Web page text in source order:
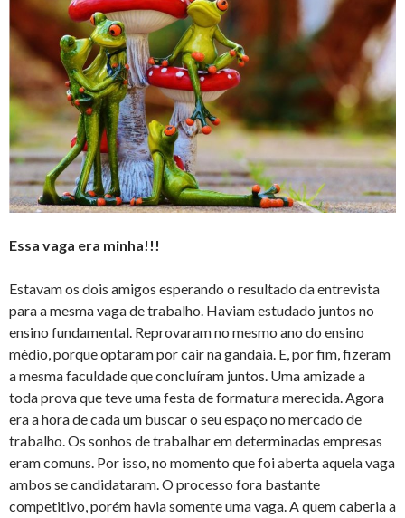
Essa vaga era minha!!!
Estavam os dois amigos esperando o resultado da entrevista
para a mesma vaga de trabalho. Haviam estudado juntos no
ensino fundamental. Reprovaram no mesmo ano do ensino
médio, porque optaram por cair na gandaia. E, por fim, fizeram
a mesma faculdade que concluíram juntos. Uma amizade a
toda prova que teve uma festa de formatura merecida. Agora
era a hora de cada um buscar o seu espaço no mercado de
trabalho. Os sonhos de trabalhar em determinadas empresas
eram comuns. Por isso, no momento que foi aberta aquela vaga
ambos se candidataram. O processo fora bastante
competitivo, porém havia somente uma vaga. A quem caberia a